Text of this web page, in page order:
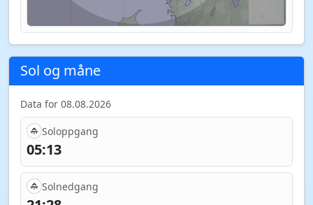
Sol og måne
Data for 08.08.2026
Soloppgang
05:13
Solnedgang